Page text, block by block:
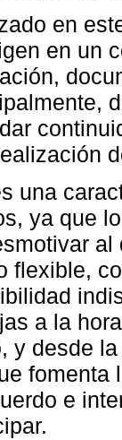
en
en un
una
ya que
flexible,
a la
y desde
fomenta
e